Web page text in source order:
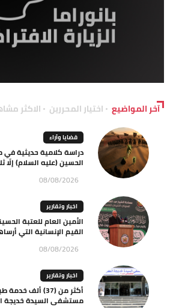
آخر المواضيع اختيار المحررين الاكثر
قضايا وآراء
دراسة كلامية حديثية في
الحسين (عليه السلام) إلّا
08/08/2026
اخبار وتقارير
الأمين العام للعتبة
القيم الإنسانية التي
08/08/2026
اخبار وتقارير
أكثر من (37)
مستشفى السيدة خديجة